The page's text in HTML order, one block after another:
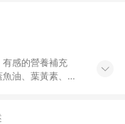
感的營養補充
油、葉黃素、益